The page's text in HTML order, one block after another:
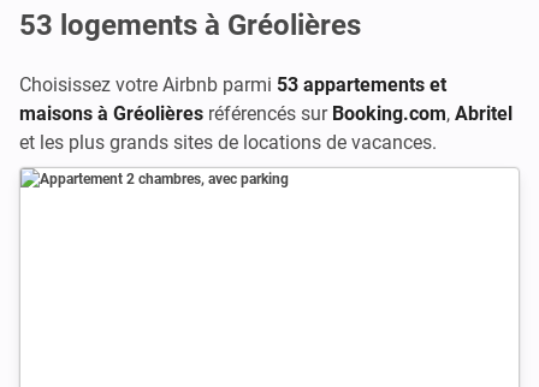
53 logements à Gréolières
Choisissez votre Airbnb parmi 53 appartements et
maisons à Gréolières référencés sur Booking.com, Abritel
et les plus grands sites de locations de vacances.